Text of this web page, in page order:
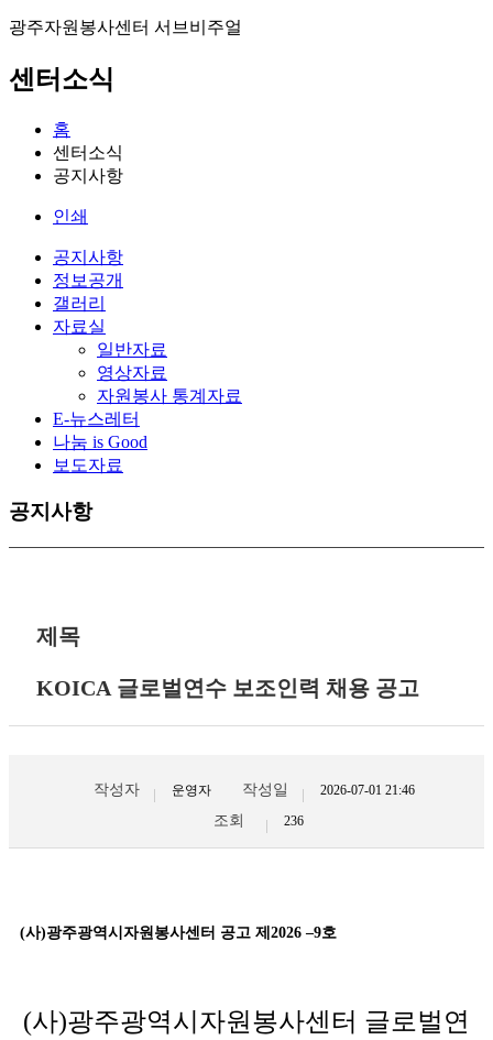
광주자원봉사센터 서브비주얼
센터소식
홈
센터소식
공지사항
인쇄
공지사항
정보공개
갤러리
자료실
일반자료
영상자료
자원봉사 통계자료
E-뉴스레터
나눔 is Good
보도자료
공지사항
제목
KOICA 글로벌연수 보조인력 채용 공고
작성자 운영자 작성일 2026-07-01 21:46
조회 236
(사)광주광역시자원봉사센터 공고 제 2026 –9호
(사)광주광역시자원봉사센터 글로벌연